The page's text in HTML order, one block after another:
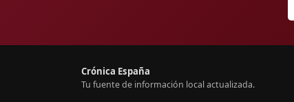
Crónica España
Tu fuente de información local actualizada.